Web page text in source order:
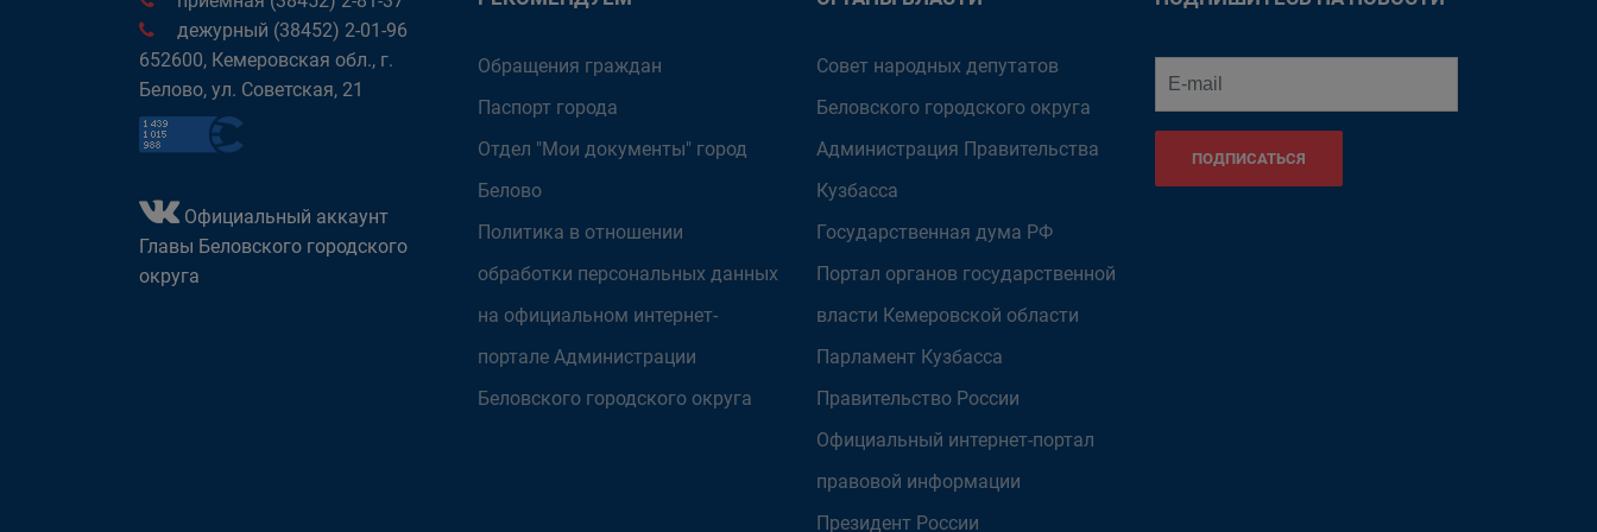
дежурный (38452) 2-01-96
652600, Кемеровская обл., г.
Белово, ул. Советская, 21
Официальный аккаунт
Главы Беловского городского
округа
Обращения граждан
Паспорт города
Отдел "Мои документы" город
Белово
Политика в отношении
обработки персональных данных
на официальном интернет-
портале Администрации
Беловского городского округа
Совет народных депутатов
Беловского городского округа
Администрация Правительства
Кузбасса
Государственная дума РФ
Портал органов государственной
власти Кемеровской области
Парламент Кузбасса
Правительство России
Официальный интернет-портал
правовой информации
Президент России
ПОДПИСАТЬСЯ